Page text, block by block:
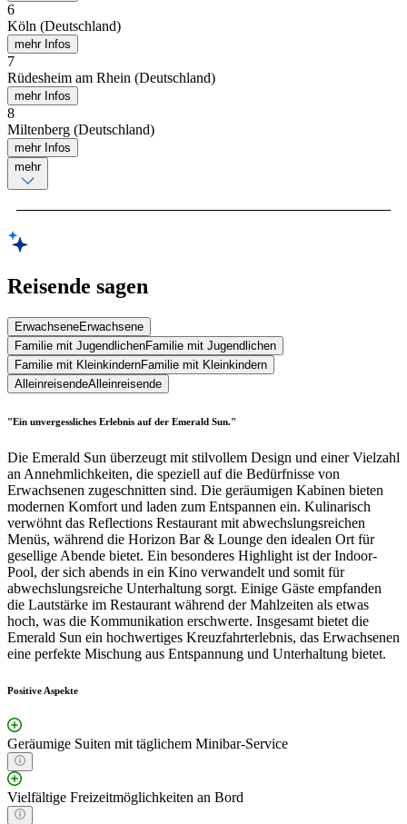
6
Köln (Deutschland)
mehr Infos
7
Rüdesheim am Rhein (Deutschland)
mehr Infos
8
Miltenberg (Deutschland)
mehr Infos
mehr
Reisende sagen
ErwachseneErwachsene
Familie mit JugendlichenFamilie mit Jugendlichen
Familie mit KleinkindernFamilie mit Kleinkindern
AlleinreisendeAlleinreisende
"Ein unvergessliches Erlebnis auf der Emerald Sun."
Die Emerald Sun überzeugt mit stilvollem Design und einer Vielzahl
an Annehmlichkeiten, die speziell auf die Bedürfnisse von
Erwachsenen zugeschnitten sind. Die geräumigen Kabinen bieten
modernen Komfort und laden zum Entspannen ein. Kulinarisch
verwöhnt das Reflections Restaurant mit abwechslungsreichen
Menüs, während die Horizon Bar & Lounge den idealen Ort für
gesellige Abende bietet. Ein besonderes Highlight ist der Indoor-
Pool, der sich abends in ein Kino verwandelt und somit für
abwechslungsreiche Unterhaltung sorgt. Einige Gäste empfanden
die Lautstärke im Restaurant während der Mahlzeiten als etwas
hoch, was die Kommunikation erschwerte. Insgesamt bietet die
Emerald Sun ein hochwertiges Kreuzfahrterlebnis, das Erwachsenen
eine perfekte Mischung aus Entspannung und Unterhaltung bietet.
Positive Aspekte
Geräumige Suiten mit täglichem Minibar-Service
Vielfältige Freizeitmöglichkeiten an Bord